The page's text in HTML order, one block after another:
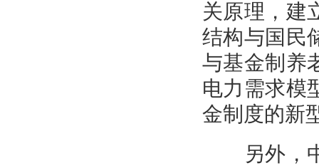
关原理，建
结构与国民
与基金制养
电力需求模
金制度的新
另外，中